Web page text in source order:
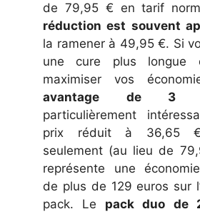
de 79,95 € en tarif
réduction est souvent
la ramener à 49,95 €. Si
une cure plus longue
maximiser vos
avantage de 3
particulièrement
prix réduit à 36,65
seulement (au lieu de
représente une
de plus de 129 euros sur
pack. Le pack duo de